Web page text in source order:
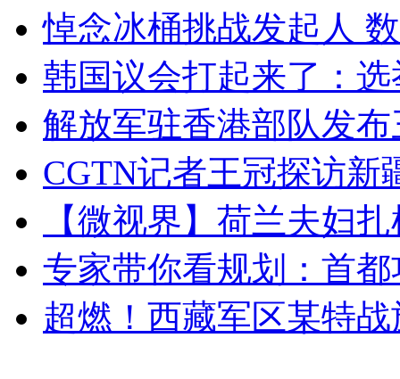
悼念冰桶挑战发起人
韩国议会打起来了：
解放军驻香港部队发
CGTN记者王冠探访新
【微视界】荷兰夫妇
专家带你看规划：首
超燃！西藏军区某特